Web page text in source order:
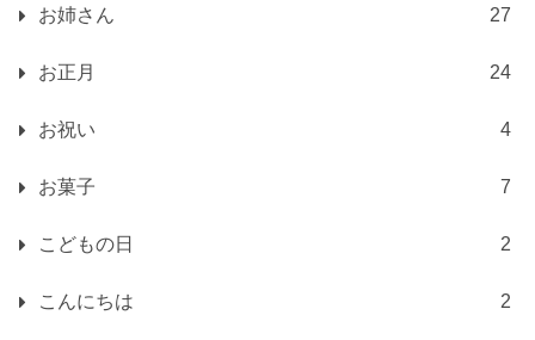
お姉さん 27
お正月 24
お祝い 4
お菓子 7
こどもの日 2
こんにちは 2